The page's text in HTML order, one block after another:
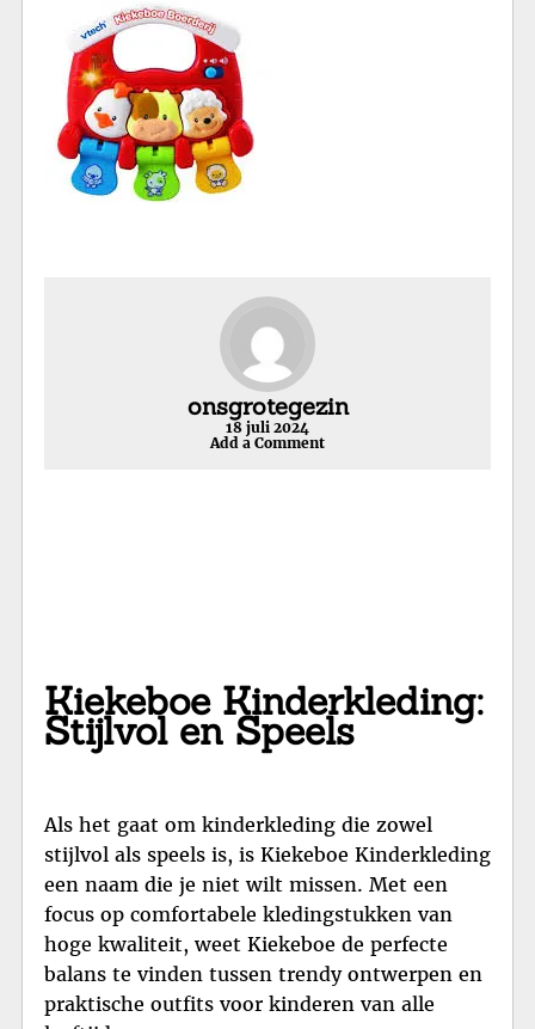
onsgrotegezin
18 juli 2024
Add a Comment
Kiekeboe Kinderkleding:
Stijlvol en Speels
Als het gaat om kinderkleding die zowel
stijlvol als speels is, is Kiekeboe Kinderkleding
een naam die je niet wilt missen. Met een
focus op comfortabele kledingstukken van
hoge kwaliteit, weet Kiekeboe de perfecte
balans te vinden tussen trendy ontwerpen en
praktische outfits voor kinderen van alle